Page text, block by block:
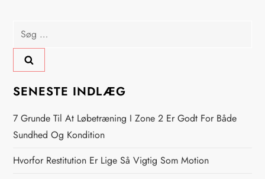
æ
g
s
n
a
Søg
efter:
SENESTE INDLÆG
7 Grunde Til At Løbetræning I Zone 2 Er Godt For Både
Sundhed Og Kondition
Hvorfor Restitution Er Lige Så Vigtig Som Motion